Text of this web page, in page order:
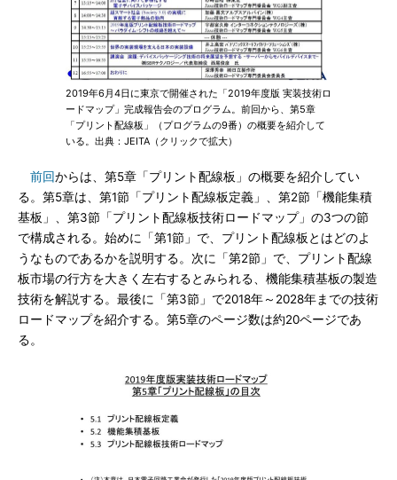
2019年6月4日に東京で開催された「2019年度版 実装技術ロ
ードマップ」完成報告会のプログラム。前回から、第5章
「プリント配線板」（プログラムの9番）の概要を紹介して
いる。出典：JEITA（クリックで拡大）
前回からは、第5章「プリント配線板」の概要を紹介してい
る。第5章は、第1節「プリント配線板定義」、第2節「機能集積
基板」、第3節「プリント配線板技術ロードマップ」の3つの節
で構成される。始めに「第1節」で、プリント配線板とはどのよ
うなものであるかを説明する。次に「第2節」で、プリント配線
板市場の行方を大きく左右するとみられる、機能集積基板の製造
技術を解説する。最後に「第3節」で2018年～2028年までの技術
ロードマップを紹介する。第5章のページ数は約20ページであ
る。